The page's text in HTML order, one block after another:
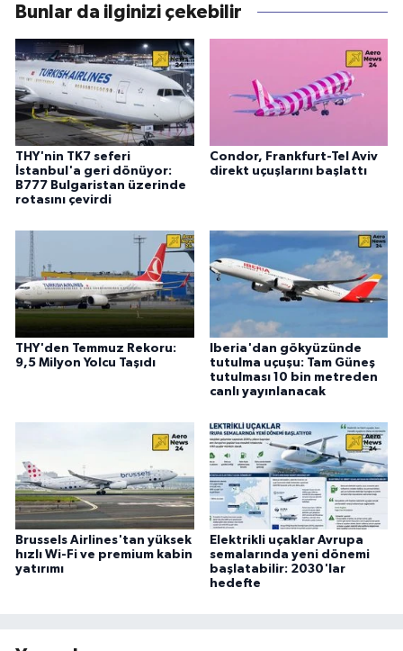
Bunlar da ilginizi çekebilir
THY'nin TK7 seferi
İstanbul'a geri dönüyor:
B777 Bulgaristan üzerinde
rotasını çevirdi
Condor, Frankfurt-Tel Aviv
direkt uçuşlarını başlattı
THY'den Temmuz Rekoru:
9,5 Milyon Yolcu Taşıdı
Iberia'dan gökyüzünde
tutulma uçuşu: Tam Güneş
tutulması 10 bin metreden
canlı yayınlanacak
Brussels Airlines'tan yüksek
hızlı Wi-Fi ve premium kabin
yatırımı
Elektrikli uçaklar Avrupa
semalarında yeni dönemi
başlatabilir: 2030'lar
hedefte